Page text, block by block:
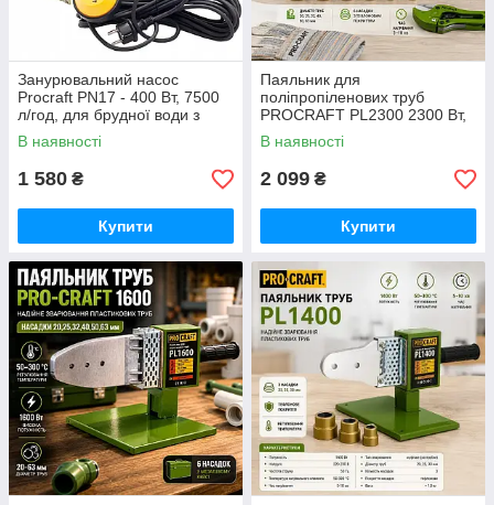
Занурювальний насос
Procraft PN17 - 400 Вт, 7500
л/год, для брудної води з
частками до 35 мм німецький
В наявності
1 580 ₴
Купити
Паяльник для
поліпропіленових труб
PROCRAFT PL2300 2300 Вт,
температура до 300 °C,
насадки 20-63 мм, кейс,
ножиці та аксесуари
В наявності
2 099 ₴
Купити